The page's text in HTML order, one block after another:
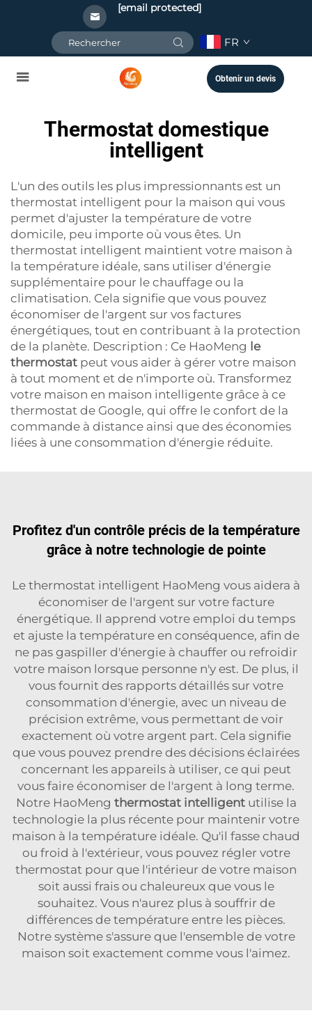
[email protected]
FR
Obtenir un devis
Thermostat domestique
intelligent
L'un des outils les plus impressionnants est un
thermostat intelligent pour la maison qui vous
permet d'ajuster la température de votre
domicile, peu importe où vous êtes. Un
thermostat intelligent maintient votre maison à
la température idéale, sans utiliser d'énergie
supplémentaire pour le chauffage ou la
climatisation. Cela signifie que vous pouvez
économiser de l'argent sur vos factures
énergétiques, tout en contribuant à la protection
de la planète. Description : Ce HaoMeng le
thermostat peut vous aider à gérer votre maison
à tout moment et de n'importe où. Transformez
votre maison en maison intelligente grâce à ce
thermostat de Google, qui offre le confort de la
commande à distance ainsi que des économies
liées à une consommation d'énergie réduite.
Profitez d'un contrôle précis de la température
grâce à notre technologie de pointe
Le thermostat intelligent HaoMeng vous aidera à
économiser de l'argent sur votre facture
énergétique. Il apprend votre emploi du temps
et ajuste la température en conséquence, afin de
ne pas gaspiller d'énergie à chauffer ou refroidir
votre maison lorsque personne n'y est. De plus, il
vous fournit des rapports détaillés sur votre
consommation d'énergie, avec un niveau de
précision extrême, vous permettant de voir
exactement où votre argent part. Cela signifie
que vous pouvez prendre des décisions éclairées
concernant les appareils à utiliser, ce qui peut
vous faire économiser de l'argent à long terme.
Notre HaoMeng thermostat intelligent utilise la
technologie la plus récente pour maintenir votre
maison à la température idéale. Qu'il fasse chaud
ou froid à l'extérieur, vous pouvez régler votre
thermostat pour que l'intérieur de votre maison
soit aussi frais ou chaleureux que vous le
souhaitez. Vous n'aurez plus à souffrir de
différences de température entre les pièces.
Notre système s'assure que l'ensemble de votre
maison soit exactement comme vous l'aimez.